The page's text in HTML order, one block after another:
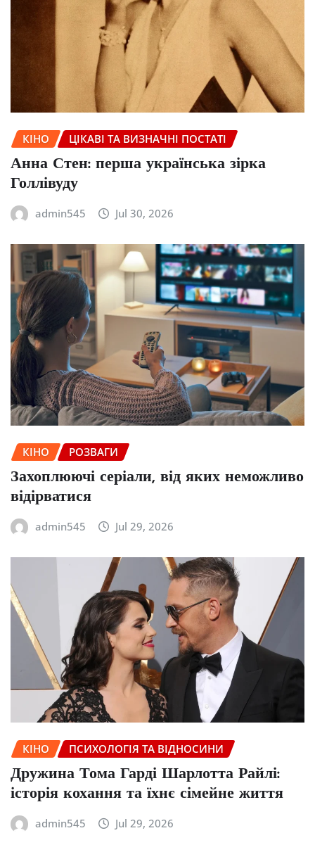
КІНО ЦІКАВІ ТА ВИЗНАЧНІ ПОСТАТІ
Анна Стен: перша українська зірка
Голлівуду
admin545 Jul 30, 2026
КІНО РОЗВАГИ
Захоплюючі серіали, від яких неможливо
відірватися
admin545 Jul 29, 2026
КІНО ПСИХОЛОГІЯ ТА ВІДНОСИНИ
Дружина Тома Гарді Шарлотта Райлі:
історія кохання та їхнє сімейне життя
admin545 Jul 29, 2026